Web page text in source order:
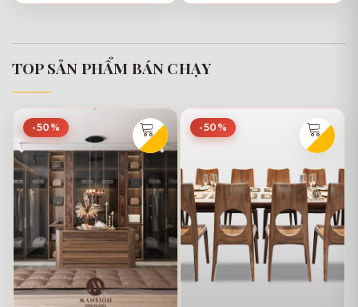
TOP SẢN PHẨM BÁN CHẠY
-50% -50%